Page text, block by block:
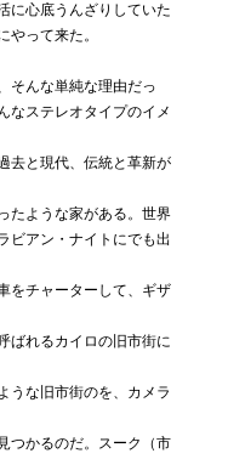
に心底うんざりしていた
って来た。
そんな単純な理由だっ
なステレオタイプのイメ
去と現代、伝統と革新が
たような家がある。世界
ビアン・ナイトにでも出
をチャーターして、ギザ
ばれるカイロの旧市街に
うな旧市街のを、カメラ
つかるのだ。スーク（市